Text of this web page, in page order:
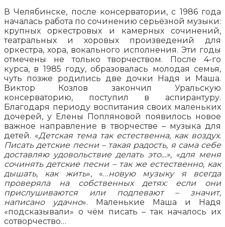
В Челябинске, после консерватории, с 1986 года
началась работа по сочинению серьёзной музыки:
крупных оркестровых и камерных сочинений,
театральных и хоровых произведений для
оркестра, хора, вокального исполнения. Эти годы
отмечены не только творчеством. После 4-го
курса, в 1985 году, образовалась молодая семья,
чуть позже родились две дочки Надя и Маша.
Виктор Козлов закончил Уральскую
консерваторию, поступил в аспирантуру.
Благодаря периоду воспитания своих маленьких
дочерей, у Елены Попляновой появилось новое
важное направление в творчестве – музыка для
детей. «Детская тема так естественна, как воздух.
Писать детские песни – такая радость, я сама себе
доставляю удовольствие делать это…», «для меня
сочинять детские песни – так же естественно, как
дышать, как жить», «…новую музыку я всегда
проверяла на собственных детях: если они
прислушиваются или подпевают – значит,
написано удачно». Маленькие Маша и Надя
«подсказывали» о чём писать – так началось их
сотворчество…